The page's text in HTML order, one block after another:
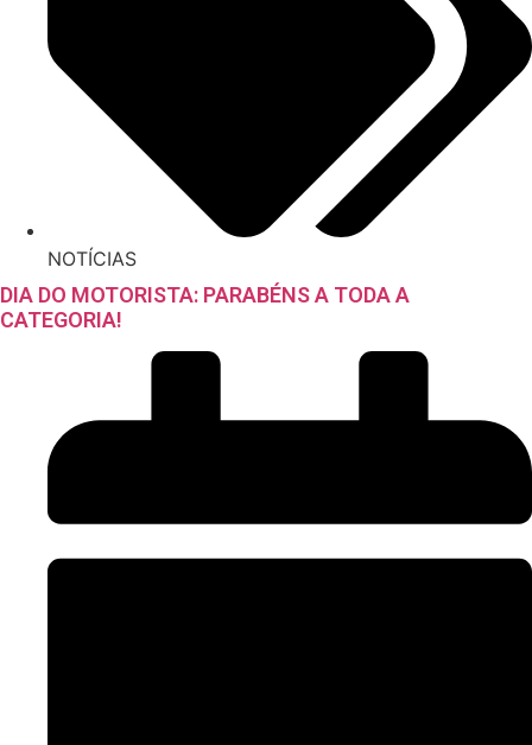
NOTÍCIAS
DIA DO MOTORISTA: PARABÉNS A TODA A
CATEGORIA!